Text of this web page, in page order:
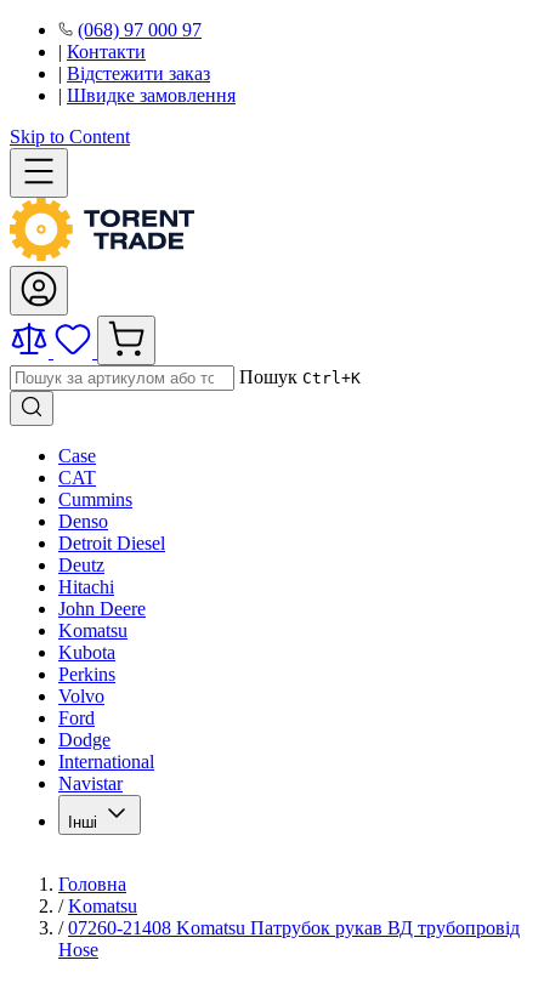
(068) 97 000 97
| Контакти
| Відстежити заказ
| Швидке замовлення
Skip to Content
Пошук Ctrl+K
Case
CAT
Cummins
Denso
Detroit Diesel
Deutz
Hitachi
John Deere
Komatsu
Kubota
Perkins
Volvo
Ford
Dodge
International
Navistar
Інші
Головна
/ Komatsu
/ 07260-21408 Komatsu Патрубок рукав ВД трубопровід
Hose